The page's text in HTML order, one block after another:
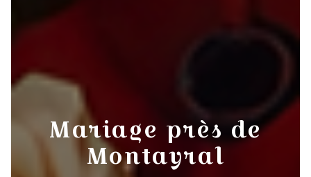
Mariage près de
Montayral